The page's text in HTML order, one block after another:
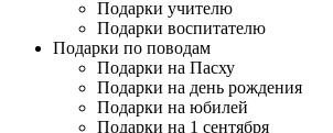
Подарки учителю
Подарки воспитателю
Подарки по поводам
Подарки на Пасху
Подарки на день рождения
Подарки на юбилей
Подарки на 1 сентября